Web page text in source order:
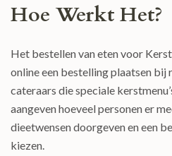
Hoe Werkt Het?
Het bestellen van eten voor
online een bestelling plaatsen
cateraars die speciale
aangeven hoeveel personen er
dieetwensen doorgeven en een
kiezen.